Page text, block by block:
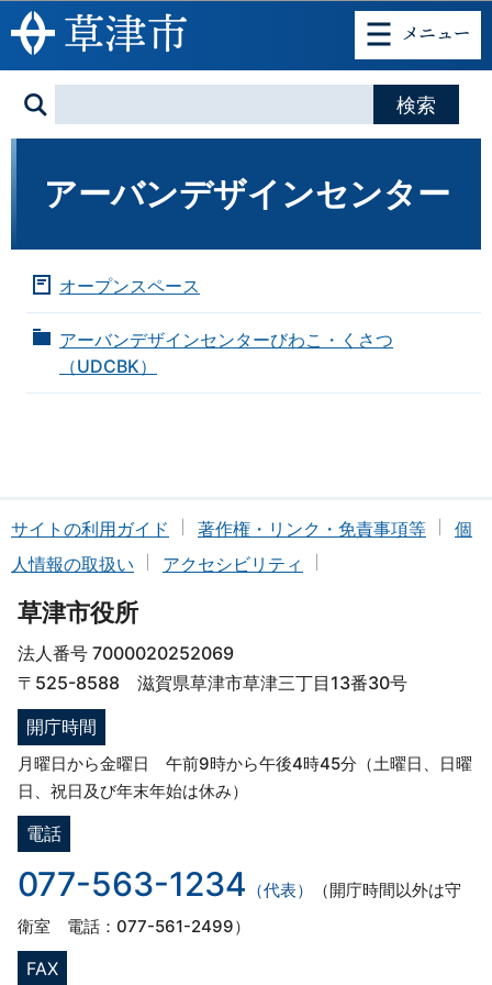
このページの本文へ移動
アーバンデザインセンター
オープンスペース
アーバンデザインセンターびわこ・くさつ
（UDCBK）
サイトの利用ガイド 著作権・リンク・免責事項等
個
人情報の取扱い
アクセシビリティ
草津市役所
法人番号 7000020252069
〒525-8588 滋賀県草津市草津三丁目13番30号
開庁時間
月曜日から金曜日 午前9時から午後4時45分（土曜日、日曜
日、祝日及び年末年始は休み）
電話
077-563-1234 （代表）
（開庁時間以外は守
衛室 電話：077-561-2499）
FAX